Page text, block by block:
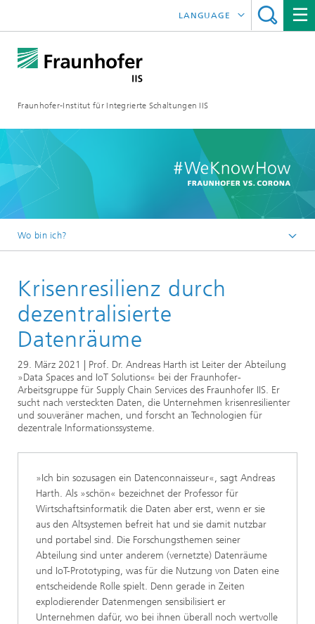
Fraunhofer-Institut für Integrierte Schaltungen IIS
LANGUAGE
中文
한국어
Wo bin ich?
Online-Magazin
Serien
Krisenresilienz durch
dezentralisierte
Datenräume
29. März 2021 | Prof. Dr. Andreas Harth ist Leiter der Abteilung
»Data Spaces and IoT Solutions« bei der Fraunhofer-
Arbeitsgruppe für Supply Chain Services des Fraunhofer IIS. Er
sucht nach versteckten Daten, die Unternehmen krisenresilienter
und souveräner machen, und forscht an Technologien für
dezentrale Informationssysteme.
»Ich bin sozusagen ein Datenconnaisseur«, sagt Andreas
Harth. Als »schön« bezeichnet der Professor für
Wirtschaftsinformatik die Daten aber erst, wenn er sie
aus den Altsystemen befreit hat und sie damit nutzbar
und portabel sind. Die Forschungsthemen seiner
Abteilung sind unter anderem (vernetzte) Datenräume
und IoT-Prototyping, was für die Nutzung von Daten eine
entscheidende Rolle spielt. Denn gerade in Zeiten
explodierender Datenmengen sensibilisiert er
Unternehmen dafür, wo bei ihnen überall noch wertvolle